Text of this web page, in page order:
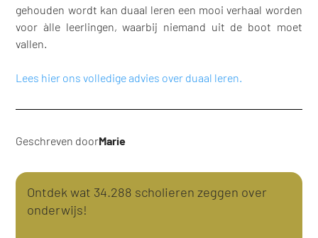
gehouden wordt kan duaal leren een mooi verhaal worden
voor àlle leerlingen, waarbij niemand uit de boot moet
vallen.
Lees hier ons volledige advies over duaal leren.
Geschreven doorMarie
Ontdek wat 34.288 scholieren zeggen over
onderwijs!